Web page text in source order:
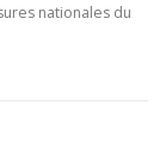
nationales du